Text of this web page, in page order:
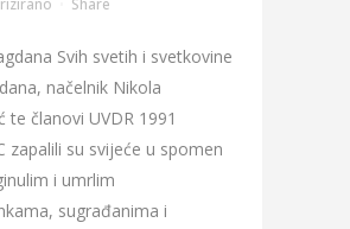
Share
Svih svetih i svetkovine
načelnik Nikola
te članovi UVDR 1991
zapalili su svijeće u spomen
i umrlim
sugrađanima i